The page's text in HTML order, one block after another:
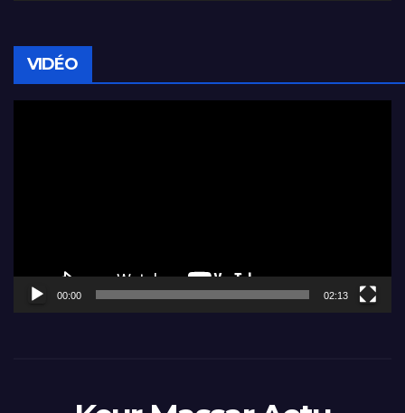
VIDÉO
00:00 02:13